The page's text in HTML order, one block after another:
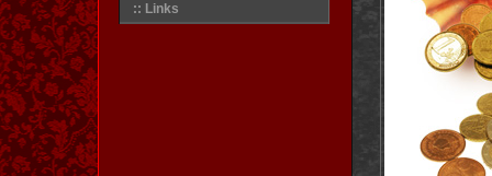
:: Links